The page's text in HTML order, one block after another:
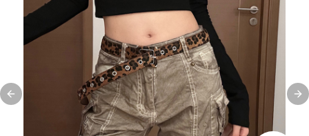
Previous slide